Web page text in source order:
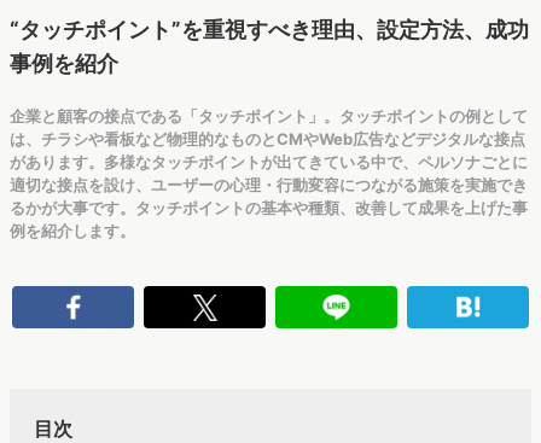
“タッチポイント”を重視すべき理由、設定方法、成功
事例を紹介
企業と顧客の接点である「タッチポイント」。タッチポイントの例として
は、チラシや看板など物理的なものとCMやWeb広告などデジタルな接点
があります。多様なタッチポイントが出てきている中で、ペルソナごとに
適切な接点を設け、ユーザーの心理・行動変容につながる施策を実施でき
るかが大事です。タッチポイントの基本や種類、改善して成果を上げた事
例を紹介します。
目次